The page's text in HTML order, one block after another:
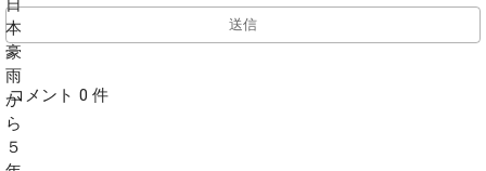
送信
コメント 0 件